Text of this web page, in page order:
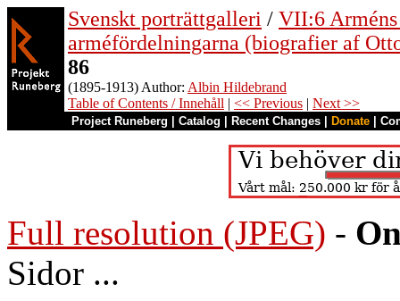
Svenskt porträttgalleri / VII:6
arméfördelningarna (biografier af
86
(1895-1913) Author: Albin Hildebrand
Table of Contents / Innehåll | << Previous | Next >>
Project Runeberg Catalog Recent Changes Donate
Full resolution (JPEG) -
Sidor ...